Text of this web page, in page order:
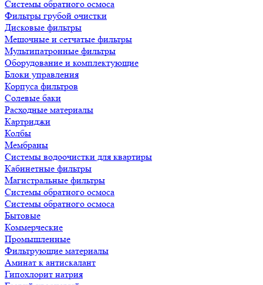
Системы обратного осмоса
Фильтры грубой очистки
Дисковые фильтры
Мешочные и сетчатые фильтры
Мультипатронные фильтры
Оборудование и комплектующие
Блоки управления
Корпуса фильтров
Солевые баки
Расходные материалы
Картриджи
Колбы
Мембраны
Системы водоочистки для квартиры
Кабинетные фильтры
Магистральные фильтры
Системы обратного осмоса
Системы обратного осмоса
Бытовые
Коммерческие
Промышленные
Фильтрующие материалы
Аминат к антискалант
Гипохлорит натрия